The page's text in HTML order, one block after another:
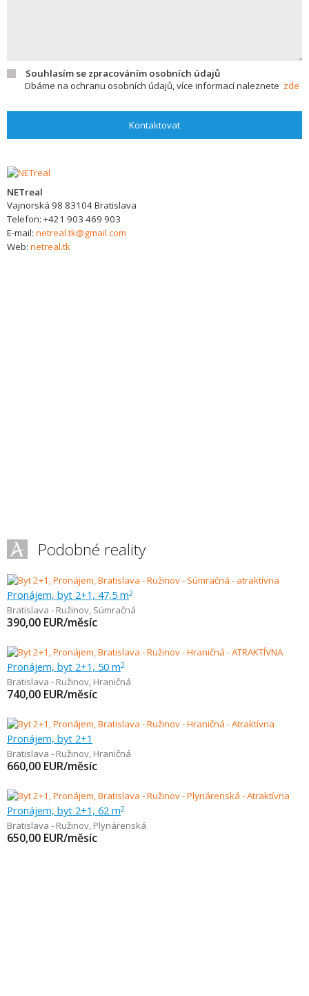
Souhlasím se zpracováním osobních údajů
Dbáme na ochranu osobních údajů, více informací naleznete zde
Kontaktovat
NETreal
Vajnorská 98 83104Bratislava
Telefon: +421 903 469 903
E-mail: netreal.tk@gmail.com
Web: netreal.tk
Podobné reality
Pronájem, byt 2+1, 47,5 m2
Bratislava - Ružinov, Súmračná
390,00 EUR/měsíc
Pronájem, byt 2+1, 50 m2
Bratislava - Ružinov, Hraničná
740,00 EUR/měsíc
Pronájem, byt 2+1
Bratislava - Ružinov, Hraničná
660,00 EUR/měsíc
Pronájem, byt 2+1, 62 m2
Bratislava - Ružinov, Plynárenská
650,00 EUR/měsíc